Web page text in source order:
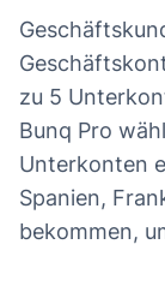
zu 5
Bunq Pro
Unterkonten
Spanien,
bekommen,